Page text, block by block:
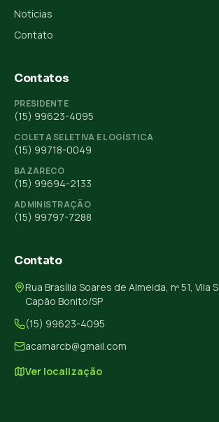
Notícias
Contato
Contatos
PRESIDENTE
(15) 99623-4095
COLETA SELETIVA E LOGÍSTICA
(15) 99718-0049
BAZARECO
(15) 99694-2133
ADMINISTRAÇÃO
(15) 99797-7288
Contato
Rua Brasília Soares de Almeida, nº 51, Vila
Capão Bonito/SP
(15) 99623-4095
acamarcb@gmail.com
Ver localização